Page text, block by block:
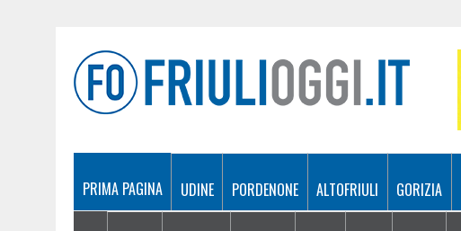
PRIMA PAGINA UDINE PORDENONE ALTOFRIULI GORIZIA